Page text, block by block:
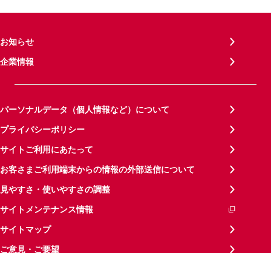
お知らせ
企業情報
パーソナルデータ（個人情報など）について
プライバシーポリシー
サイトご利用にあたって
お客さまご利用端末からの情報の外部送信について
見やすさ・使いやすさの調整
サイトメンテナンス情報
サイトマップ
ご意見・ご要望